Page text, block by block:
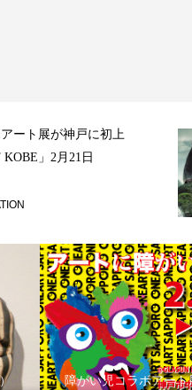
ート展が神戸に初上
」2月21日
障がい児コラボアー